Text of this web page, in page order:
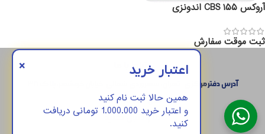
آروکس ۱۵۵ CBS اندونزی
ثبت موقت سفارش
ارتباط با ما
آدرس دفتر مرکزی : تهران، سهروردی شمالی، خیابان خرمشهر، پلاک ۳۸
تلفن:45487-021
ما را دنبال کنید
× اعتبار خرید
همین حالا ثبت نام کنید
و اعتبار خرید 1.000.000 تومانی دریافت
کنید.